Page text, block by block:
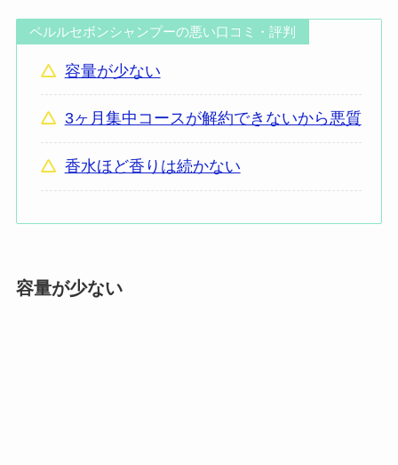
ペルルセボンシャンプーの悪い口コミ・評判
容量が少ない
3ヶ月集中コースが解約できないから悪質
香水ほど香りは続かない
容量が少ない